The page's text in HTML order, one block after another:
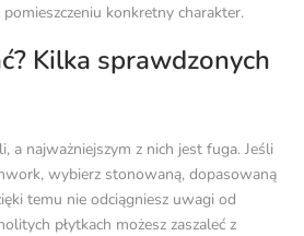
pomieszczeniu konkretny charakter.
Kilka sprawdzonych
a najważniejszym z nich jest fuga. Jeśli
wybierz stonowaną, dopasowaną
temu nie odciągniesz uwagi od
płytkach możesz zaszaleć z